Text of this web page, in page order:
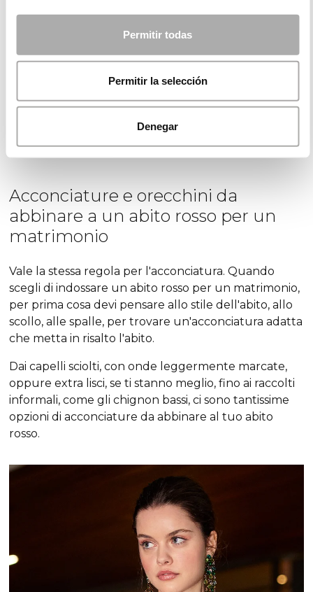
Permitir todas
Permitir la selección
Denegar
matrimonio, il tuo make-up dovrà essere discreto,
per dare maggiore protagonismo all'abito. Se il
up naturale, da completare con un rossetto rosso.
maggiormente gli occhi, senza esagerare, perché
ricordiamo che l'abito rosso non ha bisogno di molto
altro per spiccare.
Acconciature e orecchini da
abbinare a un abito rosso per un
matrimonio
Vale la stessa regola per l'acconciatura. Quando
scegli di indossare un abito rosso per un matrimonio,
per prima cosa devi pensare allo stile dell'abito, allo
scollo, alle spalle, per trovare un'acconciatura adatta
che metta in risalto l'abito.
Dai capelli sciolti, con onde leggermente marcate,
oppure extra lisci, se ti stanno meglio, fino ai raccolti
informali, come gli chignon bassi, ci sono tantissime
opzioni di acconciature da abbinare al tuo abito
rosso.